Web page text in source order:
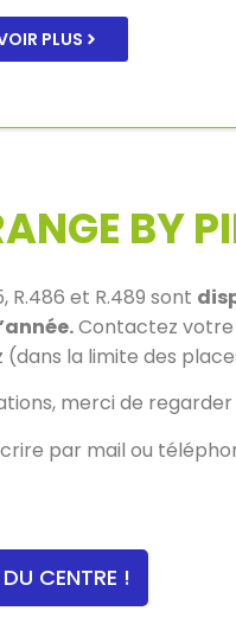
PLUS
BY
R.486 et R.489 sont
Contactez votre
(dans la limite des
merci de
par mail ou
CENTRE !